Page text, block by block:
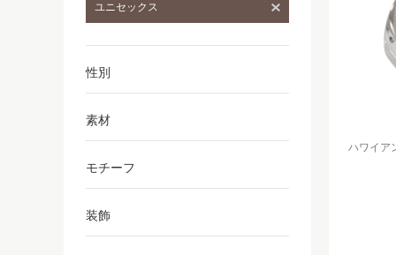
ハワイア
ユニセックス
性別
素材
モチーフ
装飾